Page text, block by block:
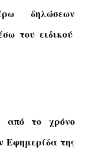
δηλώσεων
του ειδικού
από το
χρόνο
Εφημερίδα της